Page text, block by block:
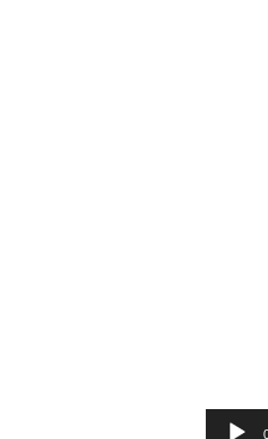
Audio